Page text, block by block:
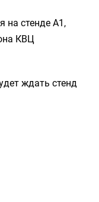
на стенде А1,
КВЦ
ждать стенд